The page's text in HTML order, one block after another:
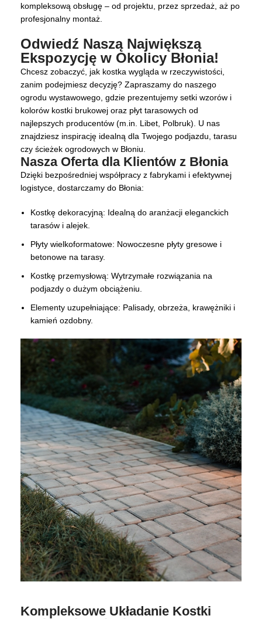
kompleksową obsługę – od projektu, przez sprzedaż, aż po
profesjonalny montaż.
Odwiedź Naszą Największą
Ekspozycję w Okolicy Błonia!
Chcesz zobaczyć, jak kostka wygląda w rzeczywistości,
zanim podejmiesz decyzję? Zapraszamy do naszego
ogrodu wystawowego, gdzie prezentujemy setki wzorów i
kolorów kostki brukowej oraz płyt tarasowych od
najlepszych producentów (m.in. Libet, Polbruk). U nas
znajdziesz inspirację idealną dla Twojego podjazdu, tarasu
czy ścieżek ogrodowych w Błoniu.
Nasza Oferta dla Klientów z Błonia
Dzięki bezpośredniej współpracy z fabrykami i efektywnej
logistyce, dostarczamy do Błonia:
Kostkę dekoracyjną: Idealną do aranżacji eleganckich
tarasów i alejek.
Płyty wielkoformatowe: Nowoczesne płyty gresowe i
betonowe na tarasy.
Kostkę przemysłową: Wytrzymałe rozwiązania na
podjazdy o dużym obciążeniu.
Elementy uzupełniające: Palisady, obrzeża, krawężniki i
kamień ozdobny.
Kompleksowe Układanie Kostki